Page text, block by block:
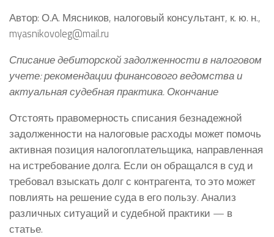
Автор: О.А. Мясников, налоговый консультант, к. ю. н.,
myasnikovoleg@mail.ru
Списание дебиторской задолженности в налоговом
учете: рекомендации финансового ведомства и
актуальная судебная практика. Окончание
Отстоять правомерность списания безнадежной
задолженности на налоговые расходы может помочь
активная позиция налогоплательщика, направленная
на истребование долга. Если он обращался в суд и
требовал взыскать долг с контрагента, то это может
повлиять на решение суда в его пользу. Анализ
различных ситуаций и судебной практики — в
статье.